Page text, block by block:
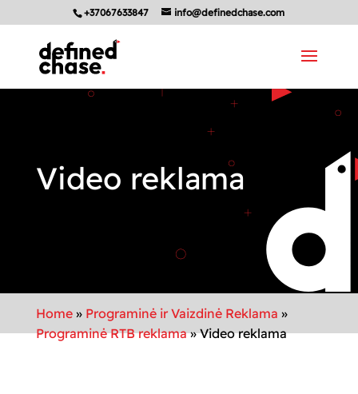
+37067633847 info@definedchase.com
Video reklama
Home» Programinė ir Vaizdinė Reklama »
Programinė RTB reklama»Video reklama